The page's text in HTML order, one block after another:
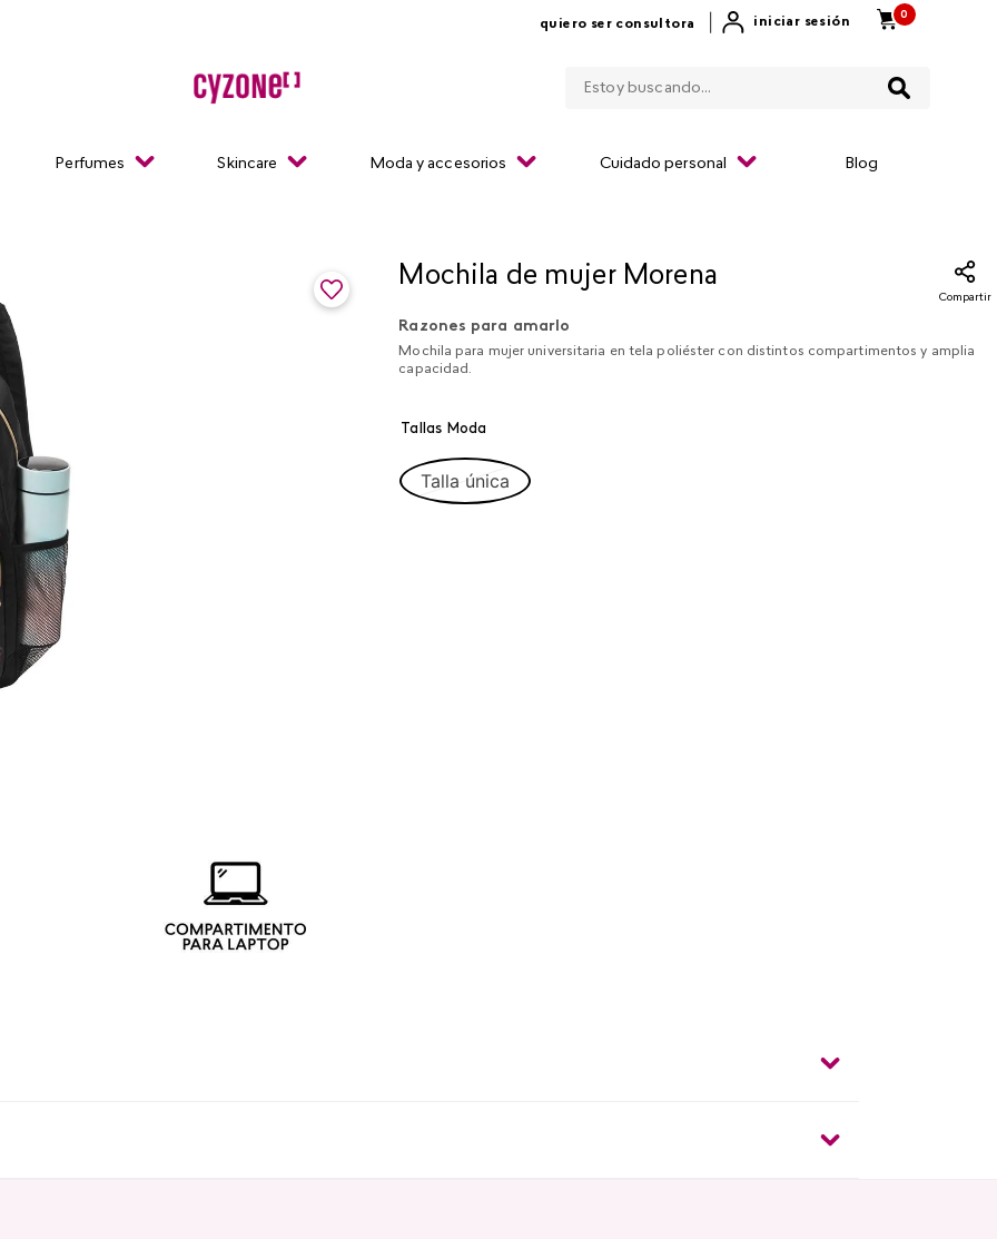
quiero ser consultora iniciar sesión
0
Perfumes Skincare Moda y accesorios Cuidado personal Blog
Mochila de mujer Morena
Compartir
Razones para amarlo
Mochila para mujer universitaria en tela poliéster con distintos compartimentos y amplia
capacidad.
Tallas Moda
Talla única